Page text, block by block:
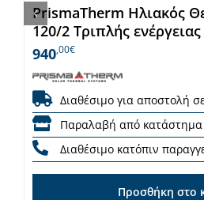
PrismaTherm Ηλιακός
120/2 Τριπλής ενέργειας
940,00€
Διαθέσιμο για αποστολή
Παραλαβή από κατάστημα
Διαθέσιμο κατόπιν
Προσθήκη στο